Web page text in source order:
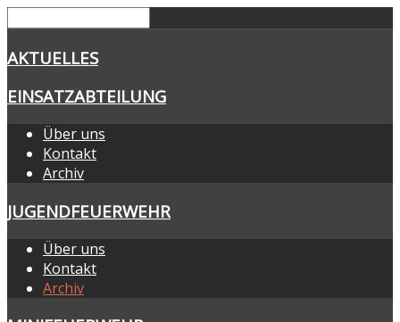
AKTUELLES
EINSATZABTEILUNG
Über uns
Kontakt
Archiv
JUGENDFEUERWEHR
Über uns
Kontakt
Archiv